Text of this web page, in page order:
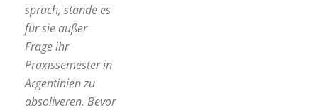
sprach, stande es
für sie außer
Frage ihr
Praxissemester in
Argentinien zu
absoliveren. Bevor